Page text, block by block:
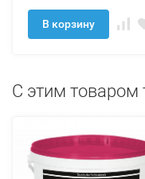
В корзину
C этим